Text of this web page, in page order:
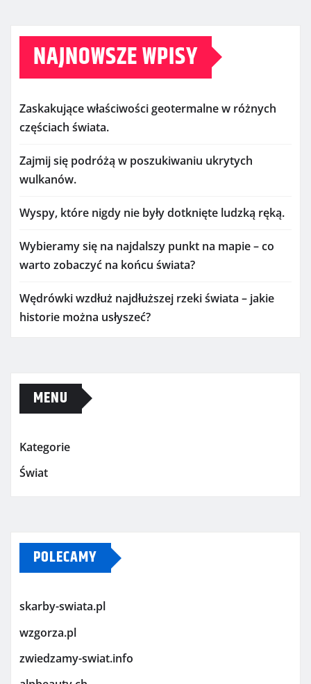
NAJNOWSZE WPISY
Zaskakujące właściwości geotermalne w różnych
częściach świata.
Zajmij się podróżą w poszukiwaniu ukrytych
wulkanów.
Wyspy, które nigdy nie były dotknięte ludzką ręką.
Wybieramy się na najdalszy punkt na mapie – co
warto zobaczyć na końcu świata?
Wędrówki wzdłuż najdłuższej rzeki świata – jakie
historie można usłyszeć?
MENU
Kategorie
Świat
POLECAMY
skarby-swiata.pl
wzgorza.pl
zwiedzamy-swiat.info